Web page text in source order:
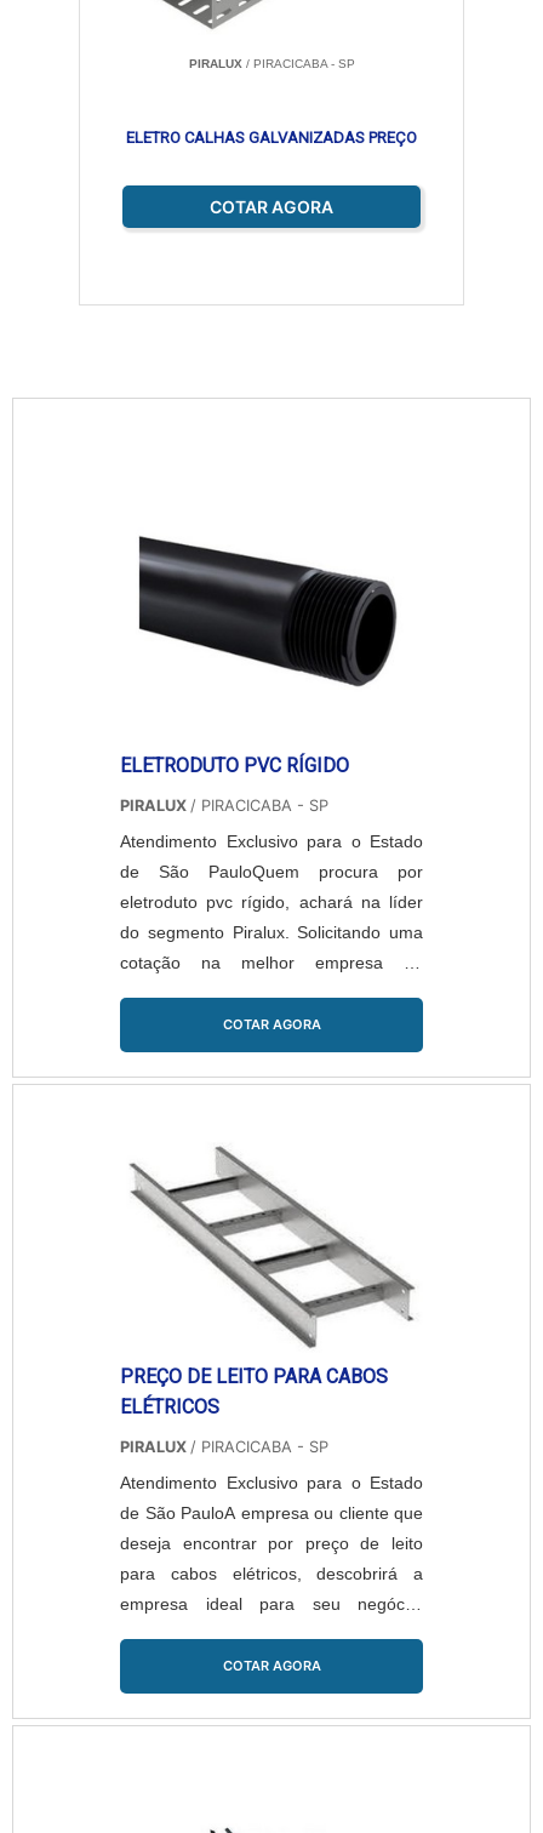
PIRALUX / PIRACICABA - SP
ELETRO CALHAS GALVANIZADAS PREÇO
COTAR AGORA
ELETRODUTO PVC RÍGIDO
PIRALUX / PIRACICABA - SP
Atendimento Exclusivo para o Estado
de São PauloQuem procura por
eletroduto pvc rígido, achará na líder
do segmento Piralux. Solicitando uma
cotação na melhor empresa do
qualidade.Quando a temática é
eletroduto pvc rígido, com os
profissionais da Piralux encontramos
entrega.ALGUNS DETALHES SOBRE
ELETRODUTO PVC RÍGIDOA Piralux
centraliza sua estratégia em
proporcionar ...
COTAR AGORA
PREÇO DE LEITO PARA CABOS
ELÉTRICOS
PIRALUX / PIRACICABA - SP
Atendimento Exclusivo para o Estado
de São PauloA empresa ou cliente que
deseja encontrar por preço de leito
para cabos elétricos, descobrirá a
empresa ideal para seu negócio.
empresa do segmento e encontrando
a líder em qualidade.MAIS SOBRE
PREÇO DE LEITO PARA CABOS
COTAR AGORA